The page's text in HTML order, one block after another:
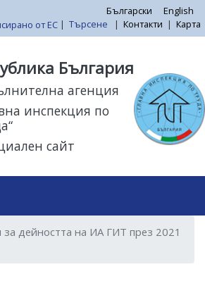
към
съдържание
Български
English
| Търсене | Контакти | Карта
България
агенция
инспекция по
сайт
дейността на ИА ГИТ през 2021